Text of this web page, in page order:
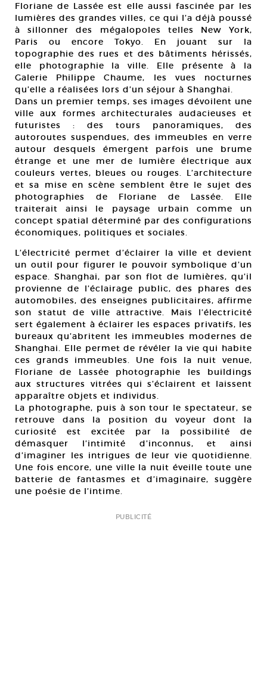
Floriane de Lassée est elle aussi fascinée par les
lumières des grandes villes, ce qui l’a déjà poussé
à sillonner des mégalopoles telles New York,
Paris ou encore Tokyo. En jouant sur la
topographie des rues et des bâtiments hérissés,
elle photographie la ville. Elle présente à la
Galerie Philippe Chaume, les vues nocturnes
qu’elle a réalisées lors d’un séjour à Shanghai.
Dans un premier temps, ses images dévoilent une
ville aux formes architecturales audacieuses et
futuristes : des tours panoramiques, des
autoroutes suspendues, des immeubles en verre
autour desquels émergent parfois une brume
étrange et une mer de lumière électrique aux
couleurs vertes, bleues ou rouges. L’architecture
et sa mise en scène semblent être le sujet des
photographies de Floriane de Lassée. Elle
traiterait ainsi le paysage urbain comme un
concept spatial déterminé par des configurations
économiques, politiques et sociales.
L’électricité permet d’éclairer la ville et devient
un outil pour figurer le pouvoir symbolique d’un
espace. Shanghai, par son flot de lumières, qu’il
provienne de l’éclairage public, des phares des
automobiles, des enseignes publicitaires, affirme
son statut de ville attractive. Mais l’électricité
sert également à éclairer les espaces privatifs, les
bureaux qu’abritent les immeubles modernes de
Shanghai. Elle permet de révéler la vie qui habite
ces grands immeubles. Une fois la nuit venue,
Floriane de Lassée photographie les buildings
aux structures vitrées qui s’éclairent et laissent
apparaître objets et individus.
La photographe, puis à son tour le spectateur, se
retrouve dans la position du voyeur dont la
curiosité est excitée par la possibilité de
démasquer l’intimité d’inconnus, et ainsi
d’imaginer les intrigues de leur vie quotidienne.
Une fois encore, une ville la nuit éveille toute une
batterie de fantasmes et d’imaginaire, suggère
une poésie de l’intime.
PUBLICITÉ